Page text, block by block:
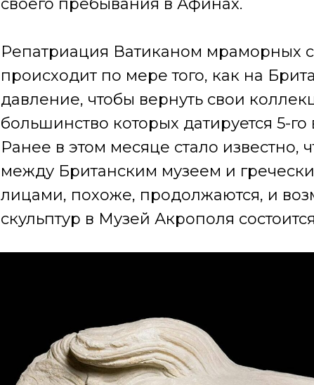
своего пребывания в Афинах.
Репатриация Ватиканом мраморных
происходит по мере того, как на
давление, чтобы вернуть свои
большинство которых датируется 5-
Ранее в этом месяце стало известно,
между Британским музеем и
лицами, похоже, продолжаются, и
скульптур в Музей Акрополя